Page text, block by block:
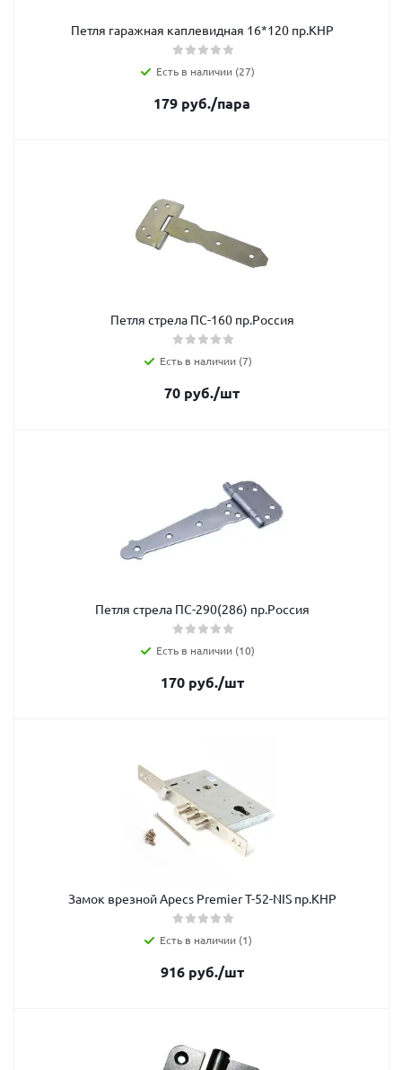
Петля гаражная каплевидная 16*120 пр.КНР
Есть в наличии (27)
179 руб./пара
Петля стрела ПС-160 пр.Россия
Есть в наличии (7)
70 руб./шт
Петля стрела ПС-290(286) пр.Россия
Есть в наличии (10)
170руб./шт
Замок врезной Apecs Premier T-52-NIS пр.КНР
Есть в наличии (1)
916руб./шт